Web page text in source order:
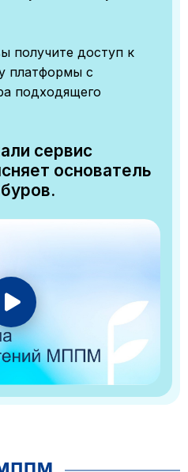
получите доступ к
платформы с
подходящего
сервис
основатель